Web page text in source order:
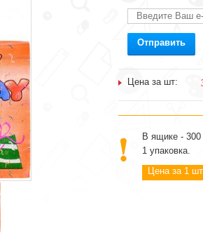
Отправить
Цена за шт:
В ящике -
1 упаковка.
Цена за 1